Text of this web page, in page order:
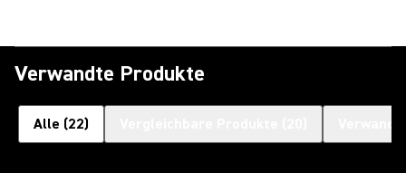
Verwandte Produkte
Alle (22)